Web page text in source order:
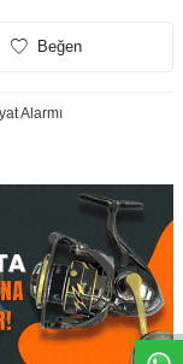
Beğen
Alarmı